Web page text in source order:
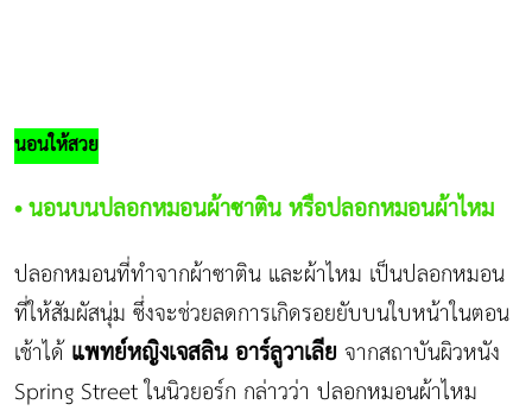
นอนให้สวย
• นอนบนปลอกหมอนผ้าซาติน หรือปลอกหมอนผ้าไหม
ปลอกหมอนที่ทำจากผ้าซาติน และผ้าไหม เป็นปลอกหมอน
ที่ให้สัมผัสนุ่ม ซึ่งจะช่วยลดการเกิดรอยยับบนใบหน้าในตอน
เช้าได้แพทย์หญิงเจสลิน อาร์ลูวาเลีย จากสถาบันผิวหนัง
Spring Street ในนิวยอร์ก กล่าวว่า ปลอกหมอนผ้าไหม